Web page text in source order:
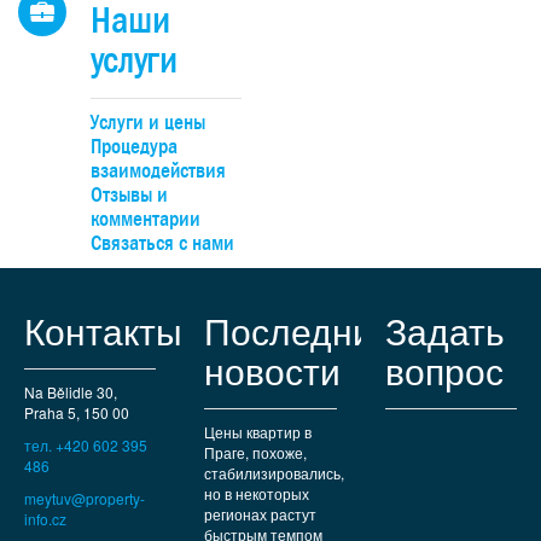
Наши
услуги
Услуги и цены
Процедура
взаимодействия
Отзывы и
комментарии
Связаться с нами
Контакты
Na Bělidle 30,
Praha 5, 150 00
тел. +420 602 395
486
meytuv@property-
info.cz
Последние
новости
Цены квартир в
Праге, похоже,
стабилизировались,
но в некоторых
регионах растут
быстрым темпом
Задать
вопрос